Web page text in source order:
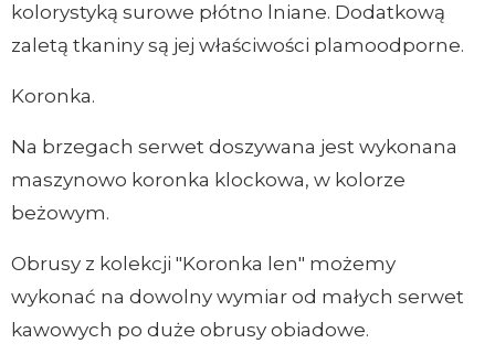
kolorystyką surowe płótno lniane. Dodatkową
zaletą tkaniny są jej właściwości plamoodporne.
Koronka.
Na brzegach serwet doszywana jest wykonana
maszynowo koronka klockowa, w kolorze
beżowym.
Obrusy z kolekcji "Koronka len" możemy
wykonać na dowolny wymiar od małych serwet
kawowych po duże obrusy obiadowe.